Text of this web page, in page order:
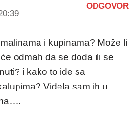
ODGOVOR
i kupinama? Može li
odmah da se doda ili se
i kako to ide sa
Videla sam ih u